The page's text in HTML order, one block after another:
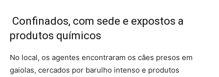
Confinados, com sede e expostos a
produtos químicos
No local, os agentes encontraram os cães presos em
gaiolas, cercados por barulho intenso e produtos